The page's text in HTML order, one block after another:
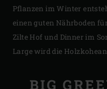
Pflanzen im Winter
einen guten Nährboden
Zilte Hof und Dinner im
Large wird die
BIG